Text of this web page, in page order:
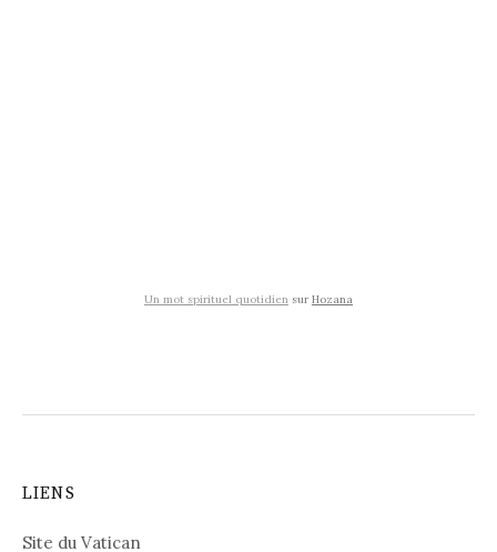
Un mot spirituel quotidien surHozana
LIENS
Site du Vatican